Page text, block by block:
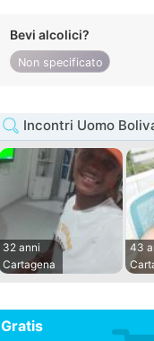
Bevi alcolici?
Non specificato
Incontri Uomo
32 anni
Cartagena
43
Gratis